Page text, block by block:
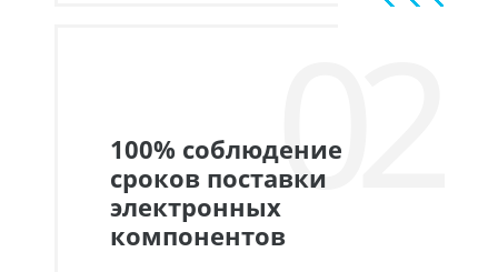
02
100% соблюдение
сроков поставки
электронных
компонентов